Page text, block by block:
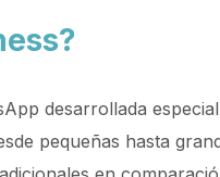
desarrollada
pequeñas hasta